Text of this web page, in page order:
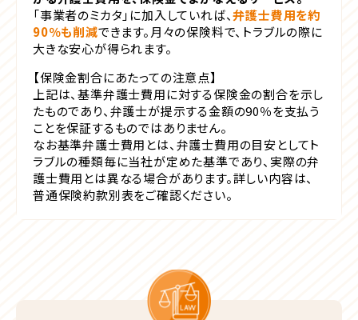
「事業者のミカタ」に加入していれば、弁護士費用を約
90％も削減できます。月々の保険料で、トラブルの際に
大きな安心が得られます。
【保険金割合にあたっての注意点】
上記は、基準弁護士費用に対する保険金の割合を示し
たものであり、弁護士が提示する金額の90％を支払う
ことを保証するものではありません。
なお基準弁護士費用とは、弁護士費用の目安としてト
ラブルの種類毎に当社が定めた基準であり、実際の弁
護士費用とは異なる場合があります。詳しい内容は、
普通保険約款別表をご確認ください。